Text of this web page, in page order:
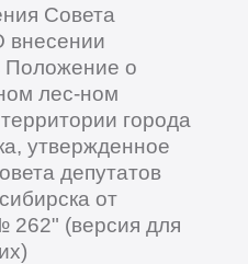
Совета
внесении
Положение о
лес-ном
города
утвержденное
депутатов
от
262" (версия для